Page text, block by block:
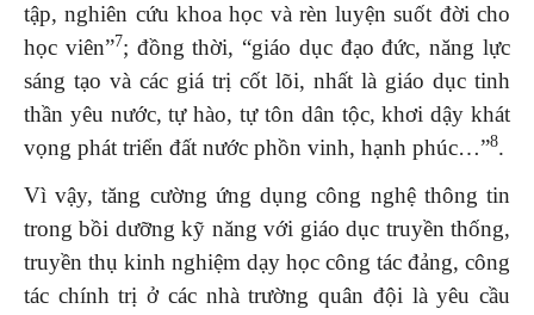
tập, nghiên cứu khoa học và rèn luyện suốt đời cho
học viên”7; đồng thời, “giáo dục đạo đức, năng lực
sáng tạo và các giá trị cốt lõi, nhất là giáo dục tinh
thần yêu nước, tự hào, tự tôn dân tộc, khơi dậy khát
vọng phát triển đất nước phồn vinh, hạnh phúc…”8.
Vì vậy, tăng cường ứng dụng công nghệ thông tin
trong bồi dưỡng kỹ năng với giáo dục truyền thống,
truyền thụ kinh nghiệm dạy học công tác đảng, công
tác chính trị ở các nhà trường quân đội là yêu cầu